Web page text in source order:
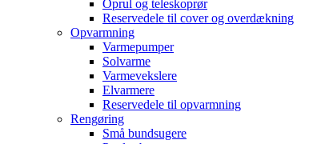
Oprul og teleskoprør
Reservedele til cover og overdækning
Opvarmning
Varmepumper
Solvarme
Varmevekslere
Elvarmere
Reservedele til opvarmning
Rengøring
Små bundsugere